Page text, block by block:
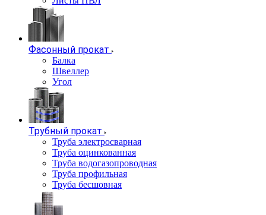
Фасонный прокат
Балка
Швеллер
Угол
Трубный прокат
Труба электросварная
Труба оцинкованная
Труба водогазопроводная
Труба профильная
Труба бесшовная